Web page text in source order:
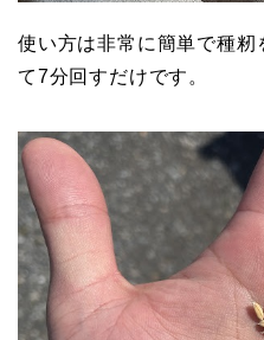
使い方は非常に簡単で種
て7分回すだけです。